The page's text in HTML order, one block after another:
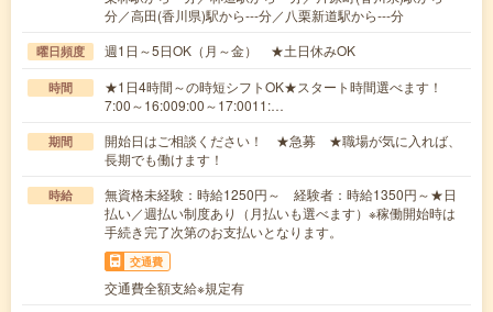
分／高田(香川県)駅から---分／八栗新道駅から---分
曜日頻度 週1日～5日OK（月～金） ★土日休みOK
時間
★1日4時間～の時短シフトOK★スタート時間選べます！
7:00～16:009:00～17:0011:…
期間
開始日はご相談ください！ ★急募 ★職場が気に入れば、
長期でも働けます！
時給
無資格未経験：時給1250円～ 経験者：時給1350円～★日
払い／週払い制度あり（月払いも選べます）※稼働開始時は
手続き完了次第のお支払いとなります。
交通費
交通費全額支給※規定有